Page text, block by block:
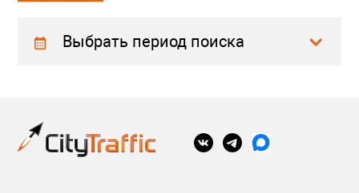
Выбрать период поиска